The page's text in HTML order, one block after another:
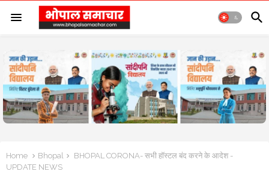
Home Bhopal
BHOPAL CORONA- सभी हॉस्टल बंद करने के आदेश -
UPDATE NEWS